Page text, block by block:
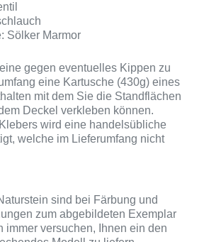
Sölker Marmor
gegen eventuelles Kippen zu
eine Kartusche (430g) eines
mit dem Sie die Standflächen
Deckel verkleben können.
wird eine handelsübliche
welche im Lieferumfang nicht
sind bei Färbung und
zum abgebildeten Exemplar
immer versuchen, Ihnen ein den